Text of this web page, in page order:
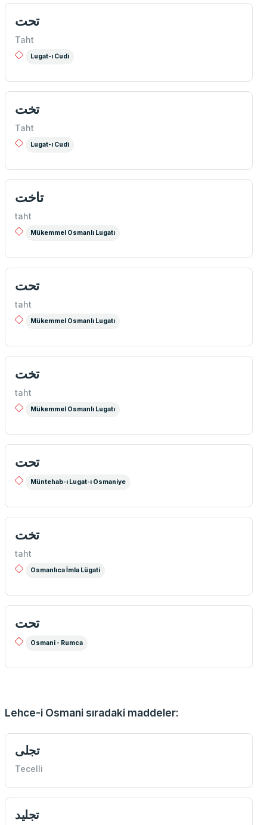
تحت
Taht
Lugat-ı Cudi
تخت
Taht
Lugat-ı Cudi
تاخت
taht
Mükemmel Osmanlı Lugatı
تحت
taht
Mükemmel Osmanlı Lugatı
تخت
taht
Mükemmel Osmanlı Lugatı
تحت
Müntehab-ı Lugat-ı Osmaniye
تخت
taht
Osmanlıca İmla Lügati
تحت
Osmani - Rumca
Lehce-i Osmani sıradaki maddeler:
تجلی
Tecelli
تجليد